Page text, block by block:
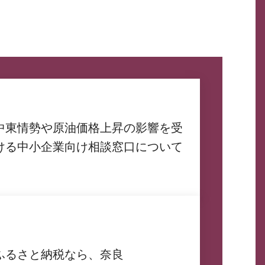
東情勢や原油価格上昇の影響を受
る中小企業向け相談窓口について
るさと納税なら、奈良